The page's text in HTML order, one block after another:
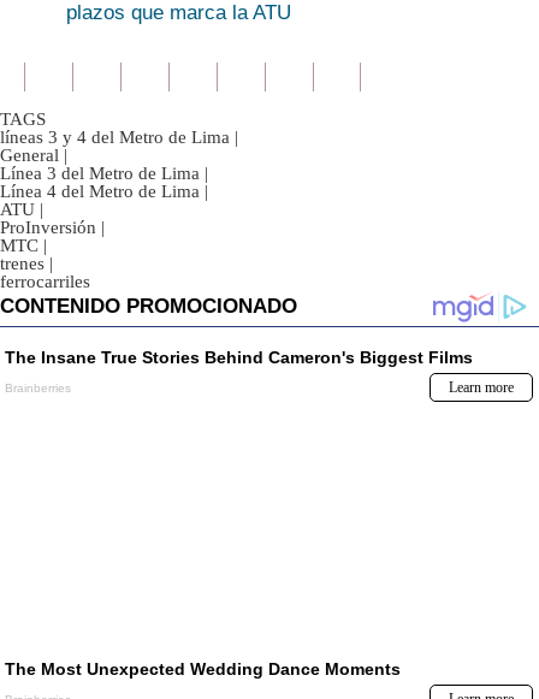
plazos que marca la ATU
TAGS
líneas 3 y 4 del Metro de Lima |
General |
Línea 3 del Metro de Lima |
Línea 4 del Metro de Lima |
ATU |
ProInversión |
MTC |
trenes |
ferrocarriles